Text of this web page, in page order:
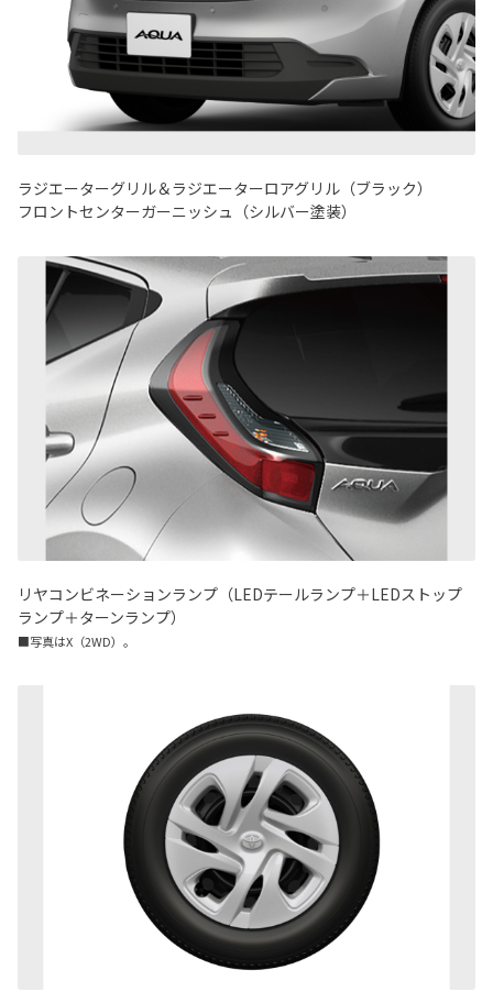
ラジエーターグリル＆ラジエーターロアグリル（ブラック）
フロントセンターガーニッシュ（シルバー塗装）
リヤコンビネーションランプ（LEDテールランプ＋LEDストップ
ランプ＋ターンランプ）
■写真はX（2WD）。